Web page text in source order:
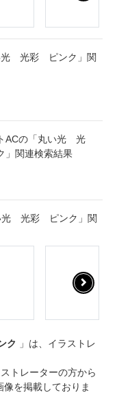
光 光彩 ピンク」関
ACの「丸い光 光
関連検索結果
光 光彩 ピンク」関
ク
」は、イラストレ
トレーターの方から
を掲載しておりま